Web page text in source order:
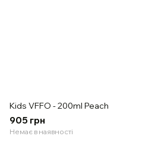
Kids VFFO - 200ml Peach
905 грн
Немає в наявності